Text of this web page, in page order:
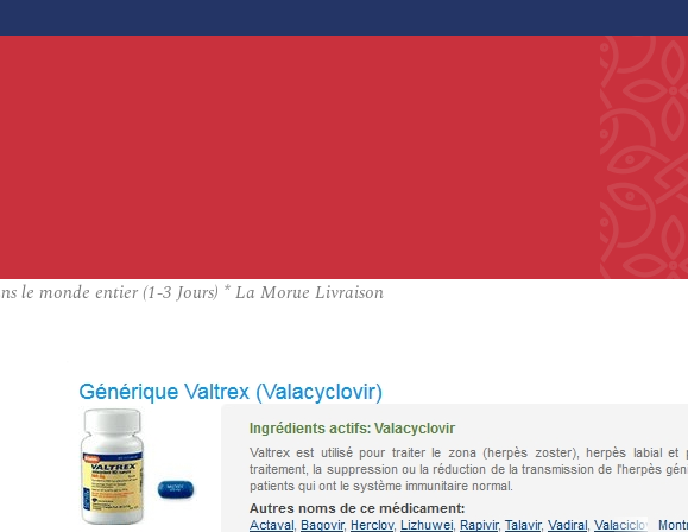
le monde entier (1-3 Jours) * La Morue Livraison